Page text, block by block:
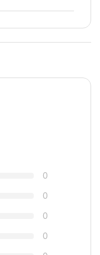
0
0
0
0